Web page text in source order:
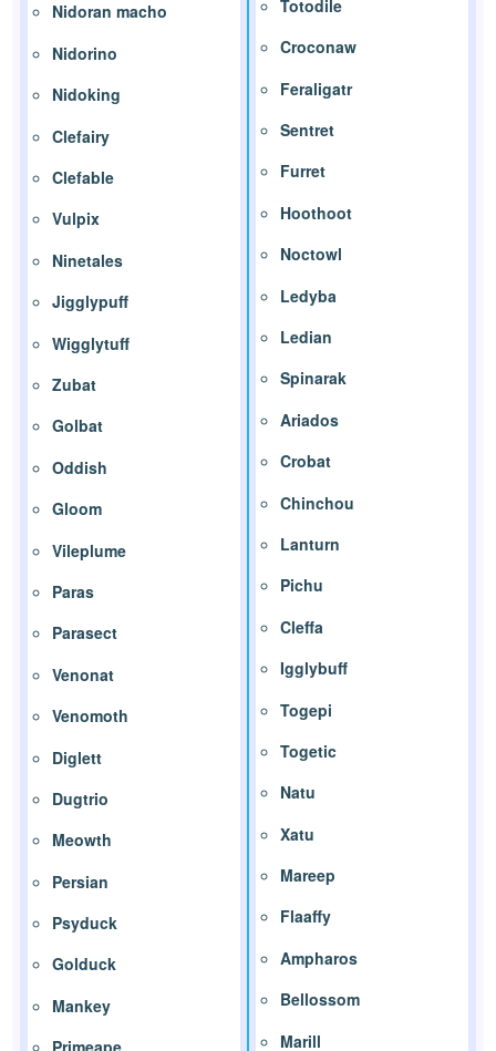
Nidoran macho
Nidorino
Nidoking
Clefairy
Clefable
Vulpix
Ninetales
Jigglypuff
Wigglytuff
Zubat
Golbat
Oddish
Gloom
Vileplume
Paras
Parasect
Venonat
Venomoth
Diglett
Dugtrio
Meowth
Persian
Psyduck
Golduck
Mankey
Totodile
Croconaw
Feraligatr
Sentret
Furret
Hoothoot
Noctowl
Ledyba
Ledian
Spinarak
Ariados
Crobat
Chinchou
Lanturn
Pichu
Cleffa
Igglybuff
Togepi
Togetic
Natu
Xatu
Mareep
Flaaffy
Ampharos
Bellossom
Marill